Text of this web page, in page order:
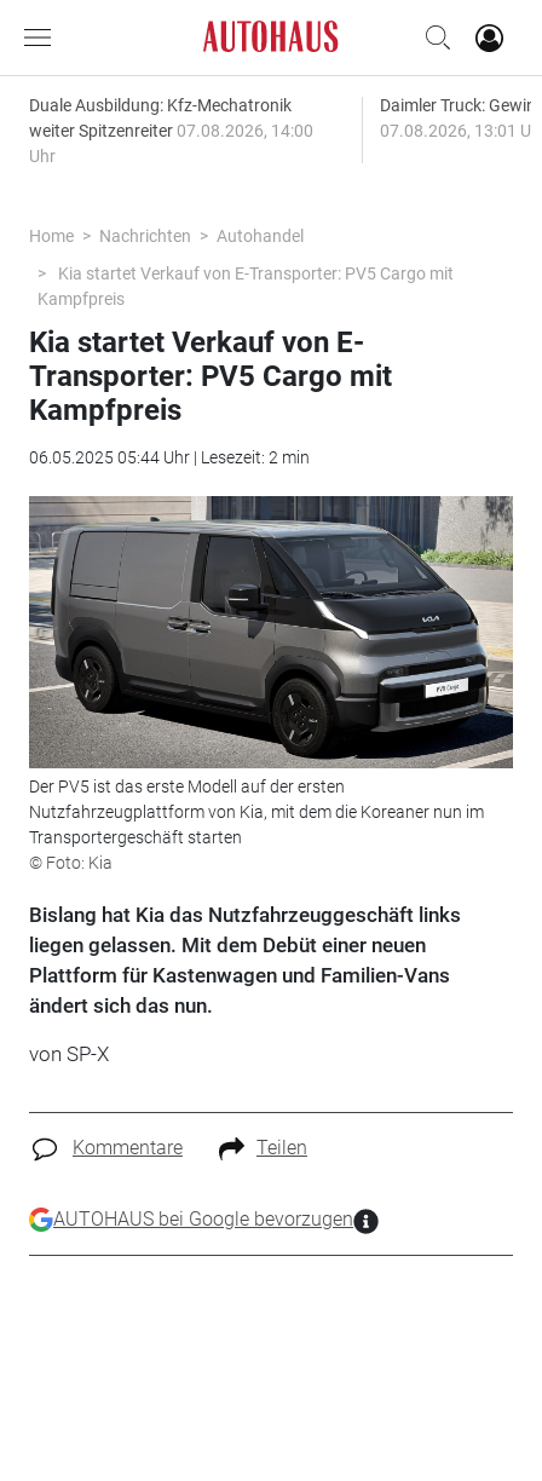
Duale Ausbildung: Kfz-Mechatronik
weiter Spitzenreiter 07.08.2026, 14:00
Uhr
Daimler Truck:
07.08.2026, 13:01
Home Nachrichten
Autohandel
Kia startet Verkauf von E-Transporter: PV5 Cargo mit
Kampfpreis
Kia startet Verkauf von E-
Transporter: PV5 Cargo mit
Kampfpreis
06.05.2025 05:44 Uhr | Lesezeit: 2 min
Der PV5 ist das erste Modell auf der ersten
Nutzfahrzeugplattform von Kia, mit dem die Koreaner nun im
Transportergeschäft starten
© Foto: Kia
Bislang hat Kia das Nutzfahrzeuggeschäft links
liegen gelassen. Mit dem Debüt einer neuen
Plattform für Kastenwagen und Familien-Vans
ändert sich das nun.
von SP-X
Kommentare Teilen
AUTOHAUS bei Google bevorzugen